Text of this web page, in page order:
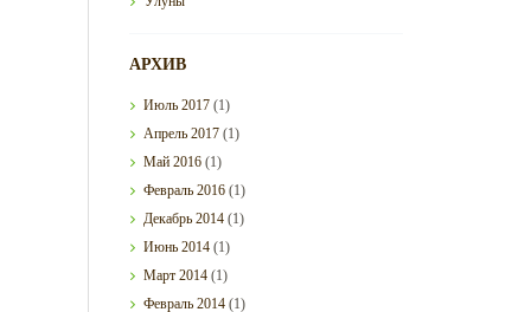
АРХИВ
Июль2017 (1)
Апрель2017 (1)
Май2016 (1)
Февраль2016 (1)
Декабрь2014 (1)
Июнь2014 (1)
Март2014 (1)
Февраль2014 (1)